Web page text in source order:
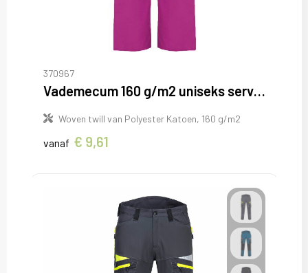
370967
Vademecum 160 g/m2 uniseks servicebroek
Woven twill van Polyester Katoen, 160 g/m2
vanaf € 9,61